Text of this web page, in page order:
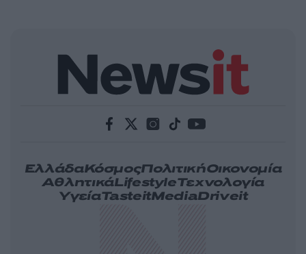
ΕλλάδαΚόσμοςΠολιτικήΟικονομία
ΑθλητικάLifestyleΤεχνολογία
ΥγείαTasteitMediaDriveit